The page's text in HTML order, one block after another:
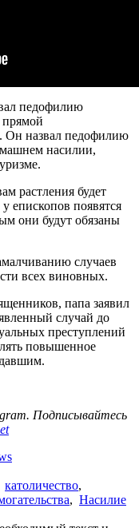
педофилию
прямой
Он назвал педофилию
насилии,
растления будет
епископов появятся
они будут обязаны
случаев
всех виновных.
папа заявил
случай до
преступлений
повышенное
Подписывайтесь
католичество,
, Насилие